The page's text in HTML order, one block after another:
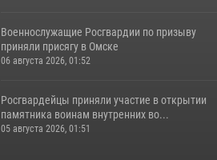
Военнослужащие Росгвардии по призыву
приняли присягу в Омске
06 августа 2026, 01:52
Росгвардейцы приняли участие в открытии
памятника воинам внутренних во...
05 августа 2026, 01:51